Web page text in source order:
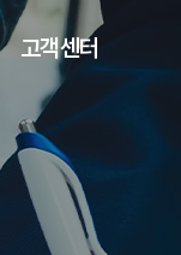
고객센터
Q&A
간편지원